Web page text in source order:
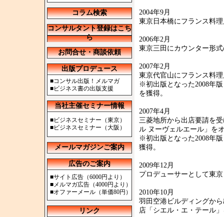
コラム検索
コンサルタント登録はこち
ら
お問合せ・商談依頼
出版プロデュース
■コンサル出版！メルマガ
■ビジネス書の出版支援
当社主催セミナー情報
■ビジネスセミナー（東京）
■ビジネスセミナー（大阪）
メールマガジンご案内
広告のご案内
■サイト広告（6000円より）
■メルマガ広告（4000円より）
■オファーメール（単価80円）
リンク
2004年9月
東京日本橋にフランス料
2006年2月
東京三田にカウンター形
2007年2月
東京代官山にフランス料
※初出版となった2008年
を獲得。
2007年4月
三菱地所から出店要請を
ル ヌーヴェルエール」を
※初出版となった2008年
獲得。
2009年12月
プロデューサーとして東
2010年10月
羽田空港ビルディングか
店「シエル・エ・テール